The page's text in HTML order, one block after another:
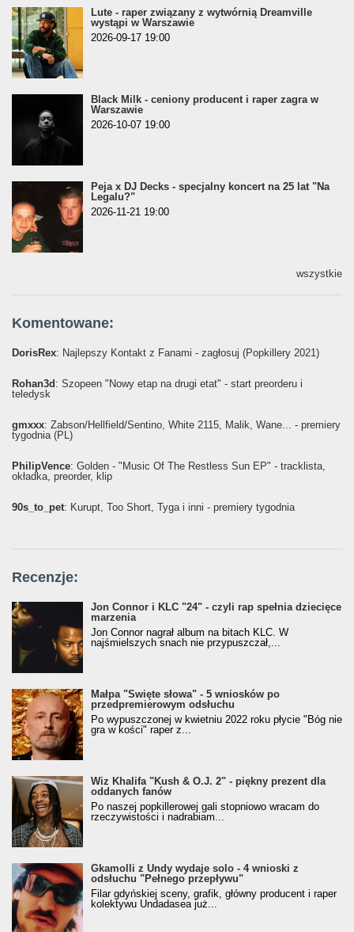
Lute - raper związany z wytwórnią Dreamville
wystąpi w Warszawie
2026-09-17 19:00
Black Milk - ceniony producent i raper zagra w
Warszawie
2026-10-07 19:00
Peja x DJ Decks - specjalny koncert na 25 lat "Na
Legalu?"
2026-11-21 19:00
wszystkie
Komentowane:
DorisRex: Najlepszy Kontakt z Fanami - zagłosuj (Popkillery 2021)
Rohan3d : Szopeen "Nowy etap na drugi etat" - start preorderu i
teledysk
gmxxx: Żabson/Hellfield/Sentino, White 2115, Malik, Wane... - premiery
tygodnia (PL)
PhilipVence: Golden - "Music Of The Restless Sun EP" - tracklista,
okładka, preorder, klip
90s_to_pet: Kurupt, Too Short, Tyga i inni - premiery tygodnia
Recenzje:
Jon Connor i KLC "24" - czyli rap spełnia dziecięce
marzenia
Jon Connor nagrał album na bitach KLC. W
najśmielszych snach nie przypuszczał,...
Małpa "Święte słowa" - 5 wniosków po
przedpremierowym odsłuchu
Po wypuszczonej w kwietniu 2022 roku płycie "Bóg nie
gra w kości" raper z...
Wiz Khalifa "Kush & O.J. 2" - piękny prezent dla
oddanych fanów
Po naszej popkillerowej gali stopniowo wracam do
rzeczywistości i nadrabiam...
Gkamolli z Undy wydaje solo - 4 wnioski z
odsłuchu "Pełnego przepływu"
Filar gdyńskiej sceny, grafik, główny producent i raper
kolektywu Undadasea już...